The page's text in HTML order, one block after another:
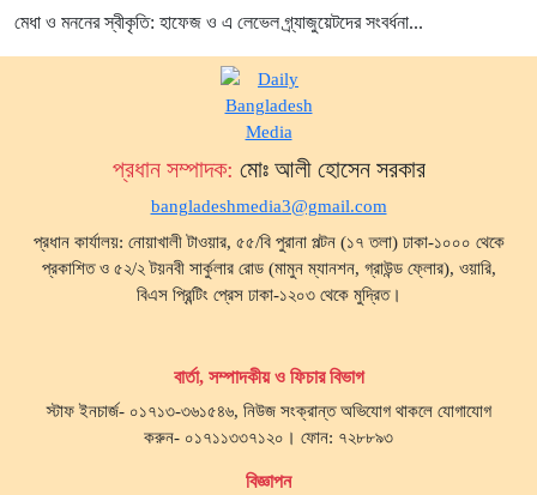
মেধা ও মননের স্বীকৃতি: হাফেজ ও এ লেভেল গ্র্যাজুয়েটদের সংবর্ধনা...
প্রধান সম্পাদক: মোঃ আলী হোসেন সরকার
bangladeshmedia3@gmail.com
প্রধান কার্যালয়: নোয়াখালী টাওয়ার, ৫৫/বি পুরানা পল্টন (১৭ তলা) ঢাকা-১০০০ থেকে
প্রকাশিত ও ৫২/২ টয়নবী সার্কুলার রোড (মামুন ম্যানশন, গ্রাউন্ড ফ্লোর), ওয়ারি,
বিএস প্রিন্টিং প্রেস ঢাকা-১২০৩ থেকে মুদ্রিত।
বার্তা, সম্পাদকীয় ও ফিচার বিভাগ
স্টাফ ইনচার্জ- ০১৭১৩-৩৬১৫৪৬, নিউজ সংক্রান্ত অভিযোগ থাকলে যোগাযোগ
করুন- ০১৭১১৩৩৭১২০। ফোন: ৭২৮৮৯৩
বিজ্ঞাপন